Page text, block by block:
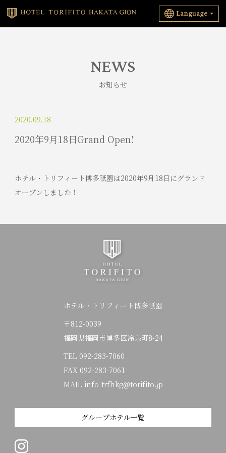
Language
NEWS
お知らせ
2020.09.18
2020年9月18日Grand Open!
ホテル・トリフィート博多祇園は2020年9月18日にグランド
オープンしました！
ホテル・トリフィート博多祇園
〒812-0039
福岡県福岡市博多区冷泉町8-24
TEL 092-283-7060
FAX 092-283-7061
MAIL info-trfhkg@torifito.jp
グループホテル一覧